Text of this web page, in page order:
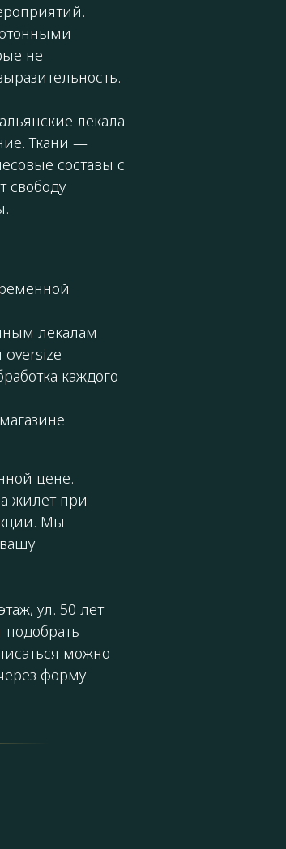
не
лекала
Ткани —
составы с
свободу
лекалам
каждого
цене.
жилет при
Мы
ул. 50 лет
можно
форму